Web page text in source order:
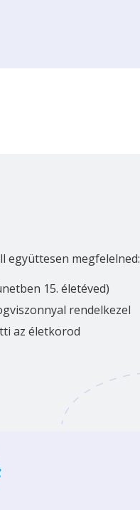
együttesen megfelelned:
15. életéved)
rendelkezel
az életkorod